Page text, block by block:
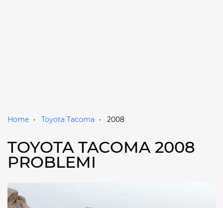
Home Toyota Tacoma 2008
TOYOTA TACOMA 2008
PROBLEMI